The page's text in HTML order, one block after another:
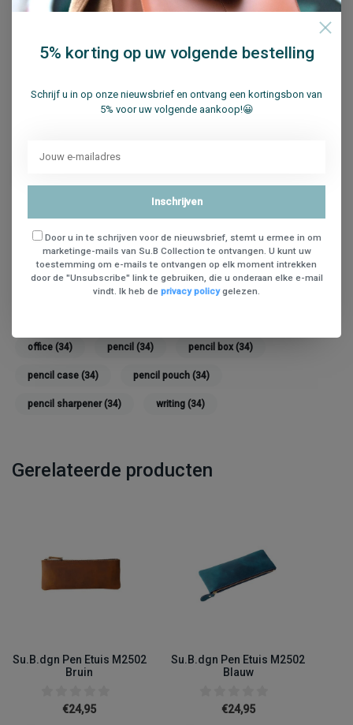
Reviews (0)
office (34) pencil (34) pencil box(34)
pencil case (34) pencil pouch (34)
pencil sharpener(34) writing (34)
Gerelateerde producten
Su.B.dgn Pen Etuis M2502
Bruin
€24,95
Su.B.dgn Pen Etuis M2502
Blauw
€24,95
5% korting op uw volgende bestelling
Schrijf u in op onze nieuwsbrief en ontvang een kortingsbon van
5% voor uw volgende aankoop!😀
Inschrijven
Door u in te schrijven voor de nieuwsbrief, stemt u ermee in om
marketinge-mails van Su.B Collection te ontvangen. U kunt uw
toestemming om e-mails te ontvangen op elk moment intrekken
door de "Unsubscribe" link te gebruiken, die u onderaan elke e-mail
vindt. Ik heb de privacy policygelezen.